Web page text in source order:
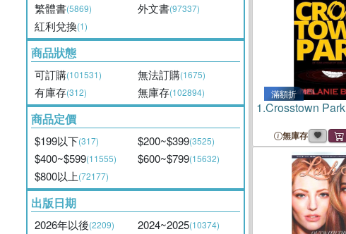
繁體書(5869) 外文書(97337)
紅利兌換(1)
商品狀態
可訂購(101531) 無法訂購(1675)
有庫存(312) 無庫存(102894)
商品定價
$199以下(317) $200~$399(3525)
$400~$599(11555) $600~$799(15632)
$800以上(72177)
出版日期
2026年以後(2209) 2024~2025(10374)
滿額折
1.Crosstown Park
無庫存